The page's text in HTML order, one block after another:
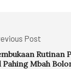
Post
Rutinan
Pahing Mbah